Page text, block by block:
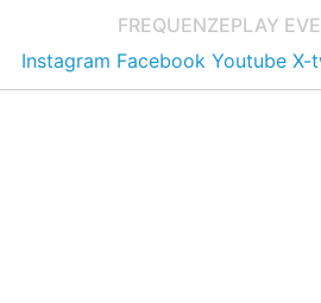
FREQUENZEPLAY
Instagram Facebook Youtube X-